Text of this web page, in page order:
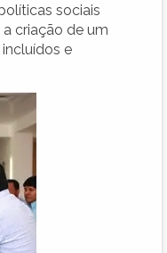
sociais
criação de um
e